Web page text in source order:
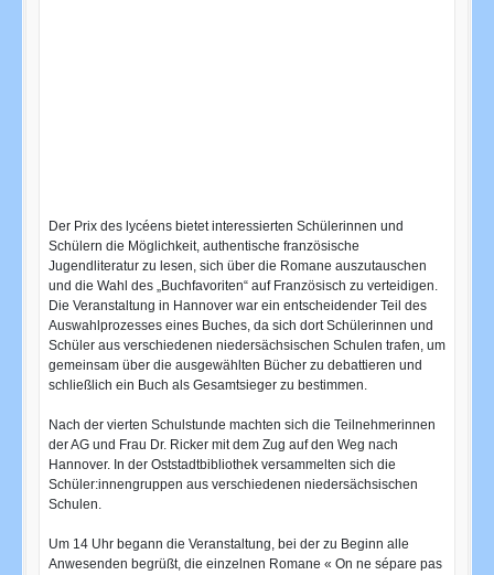
Der Prix des lycéens bietet interessierten Schülerinnen und
Schülern die Möglichkeit, authentische französische
Jugendliteratur zu lesen, sich über die Romane auszutauschen
und die Wahl des „Buchfavoriten“ auf Französisch zu verteidigen.
Die Veranstaltung in Hannover war ein entscheidender Teil des
Auswahlprozesses eines Buches, da sich dort Schülerinnen und
Schüler aus verschiedenen niedersächsischen Schulen trafen, um
gemeinsam über die ausgewählten Bücher zu debattieren und
schließlich ein Buch als Gesamtsieger zu bestimmen.
Nach der vierten Schulstunde machten sich die Teilnehmerinnen
der AG und Frau Dr. Ricker mit dem Zug auf den Weg nach
Hannover. In der Oststadtbibliothek versammelten sich die
Schüler:innengruppen aus verschiedenen niedersächsischen
Schulen.
Um 14 Uhr begann die Veranstaltung, bei der zu Beginn alle
Anwesenden begrüßt, die einzelnen Romane « On ne sépare pas